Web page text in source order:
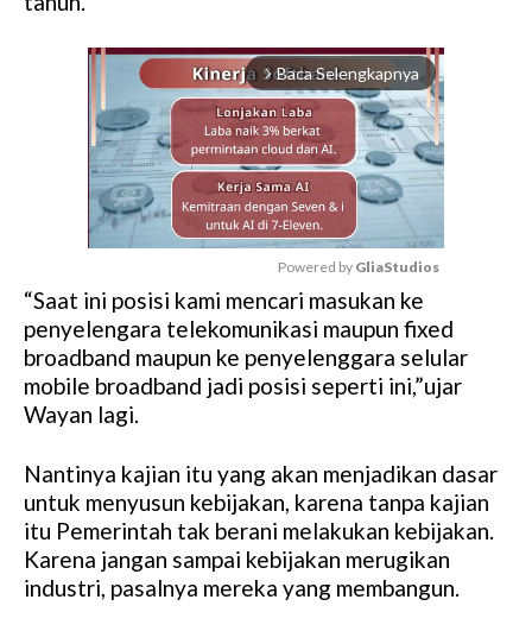
arrow_forward_ios Baca Selengkapnya
M
u
t
e
Powered by GliaStudios
“Saat ini posisi kami mencari masukan ke
penyelengara telekomunikasi maupun fixed
broadband maupun ke penyelenggara selular
mobile broadband jadi posisi seperti ini,”ujar
Wayan lagi.
Nantinya kajian itu yang akan menjadikan dasar
untuk menyusun kebijakan, karena tanpa kajian
itu Pemerintah tak berani melakukan kebijakan.
Karena jangan sampai kebijakan merugikan
industri, pasalnya mereka yang membangun.